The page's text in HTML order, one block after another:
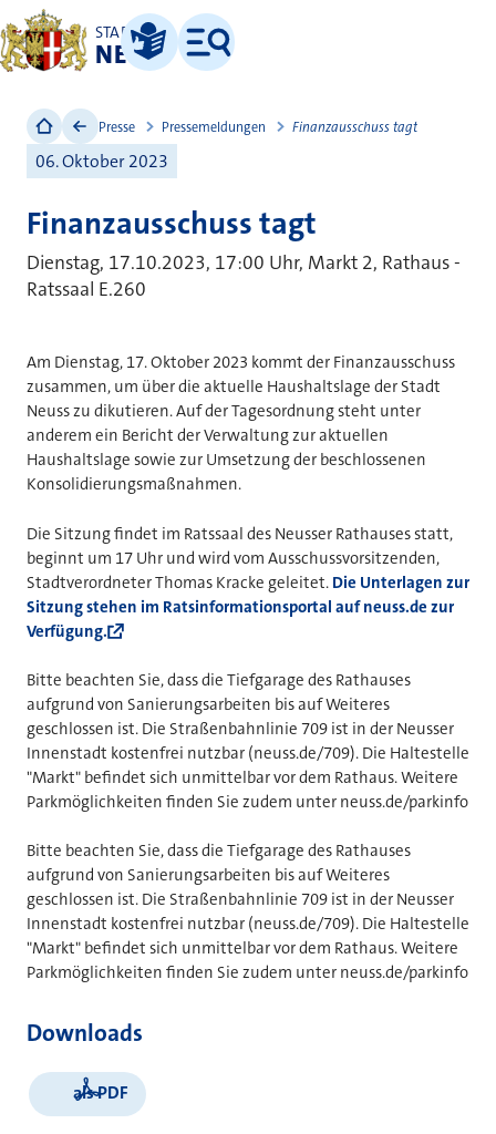
STADT
NEUSS
Leichte Sprache
Menü
Presse Pressemeldungen Finanzausschuss tagt
06. Oktober 2023
Finanzausschuss tagt
Dienstag, 17.10.2023, 17:00 Uhr, Markt 2, Rathaus -
Ratssaal E.260
Am Dienstag, 17. Oktober 2023 kommt der Finanzausschuss
zusammen, um über die aktuelle Haushaltslage der Stadt
Neuss zu dikutieren. Auf der Tagesordnung steht unter
anderem ein Bericht der Verwaltung zur aktuellen
Haushaltslage sowie zur Umsetzung der beschlossenen
Konsolidierungsmaßnahmen.
Die Sitzung findet im Ratssaal des Neusser Rathauses statt,
beginnt um 17 Uhr und wird vom Ausschussvorsitzenden,
Stadtverordneter Thomas Kracke geleitet. Die Unterlagen zur
Sitzung stehen im Ratsinformationsportal auf neuss.de zur
Verfügung.
Bitte beachten Sie, dass die Tiefgarage des Rathauses
aufgrund von Sanierungsarbeiten bis auf Weiteres
geschlossen ist. Die Straßenbahnlinie 709 ist in der Neusser
Innenstadt kostenfrei nutzbar (neuss.de/709). Die Haltestelle
"Markt" befindet sich unmittelbar vor dem Rathaus. Weitere
Parkmöglichkeiten finden Sie zudem unter neuss.de/parkinfo
Bitte beachten Sie, dass die Tiefgarage des Rathauses
aufgrund von Sanierungsarbeiten bis auf Weiteres
geschlossen ist. Die Straßenbahnlinie 709 ist in der Neusser
Innenstadt kostenfrei nutzbar (neuss.de/709). Die Haltestelle
"Markt" befindet sich unmittelbar vor dem Rathaus. Weitere
Parkmöglichkeiten finden Sie zudem unter neuss.de/parkinfo
Downloads
als PDF